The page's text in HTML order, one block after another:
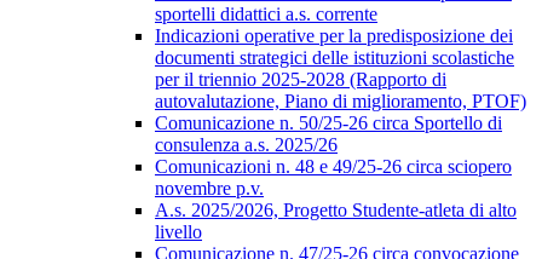
sportelli didattici a.s. corrente
Indicazioni operative per la predisposizione dei
documenti strategici delle istituzioni scolastiche
per il triennio 2025-2028 (Rapporto di
autovalutazione, Piano di miglioramento, PTOF)
Comunicazione n. 50/25-26 circa Sportello di
consulenza a.s. 2025/26
Comunicazioni n. 48 e 49/25-26 circa sciopero
novembre p.v.
A.s. 2025/2026, Progetto Studente-atleta di alto
livello
Comunicazione n. 47/25-26 circa convocazione